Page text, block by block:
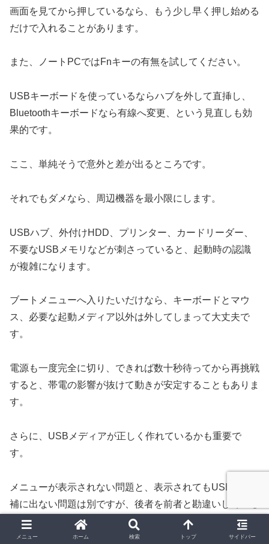
画面を見てから押しているなら、もう少し早く押し始める
だけで入れることがあります。
また、ノートPCではFnキーの有無を試してください。
USBキーボードを使っているならハブを外して直挿し、
Bluetoothキーボードなら有線へ変更、という見直しも効
果的です。
ここ、単純そうで意外と差が出るところです。
それでもダメなら、周辺機器を最小限にします。
USBハブ、外付けHDD、プリンター、カードリーダー、
不要なUSBメモリなどが刺さっていると、起動時の認識
が複雑になります。
ブートメニューへ入りたいだけなら、キーボードとマウ
ス、必要な起動メディア以外は外してしまって大丈夫で
す。
電源も一度完全に切り、できれば数十秒待ってから再挑戦
すると、帯電の影響が抜けて動きが安定することもありま
す。
さらに、USBメディアが正しく作れているかも重要で
す。
メニューが表示されない問題と、表示されてもUSBが候
補に出ない問題は別ですが、後者を前者と勘違いしている
ケースはかなりあります。
メニュー ホーム 検索 トップ サイドバー